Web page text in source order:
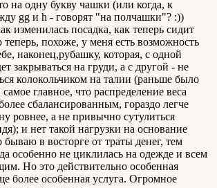
на одну букву чашки (или когда, к
gg и h - говорят "на полчашки"? :))
изменилась посадка, как теперь сидит
теперь, похоже, у меня есть возможность
наконец,рубашку, которая, с одной
закрываться на груди, а с другой - не
колокольчиком на талии (раньше было
главное, что распределение веса
сбалансированным, гораздо легче
ровнее, а не привычно сутулиться
и нет такой нагрузки на основание
в восторге от траты денег, тем
особенно не циклилась на одежде и всем
Но это действительно особенная
более особенная услуга. Огромное